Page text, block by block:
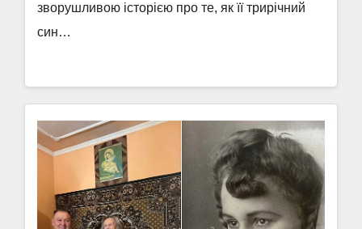
зворушливою історією про те, як її трирічний
син…